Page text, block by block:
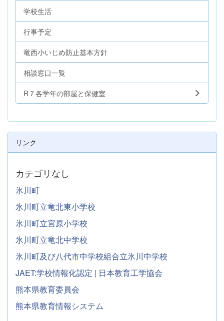
学校生活
行事予定
竜西小いじめ防止基本方針
相談窓口一覧
R７各学年の部屋と保健室
リンク
カテゴリなし
氷川町
氷川町立竜北東小学校
氷川町立宮原小学校
氷川町立竜北中学校
氷川町及び八代市中学校組合立氷川中学校
JAET:学校情報化認定 | 日本教育工学協会
熊本県教育委員会
熊本県教育情報システム